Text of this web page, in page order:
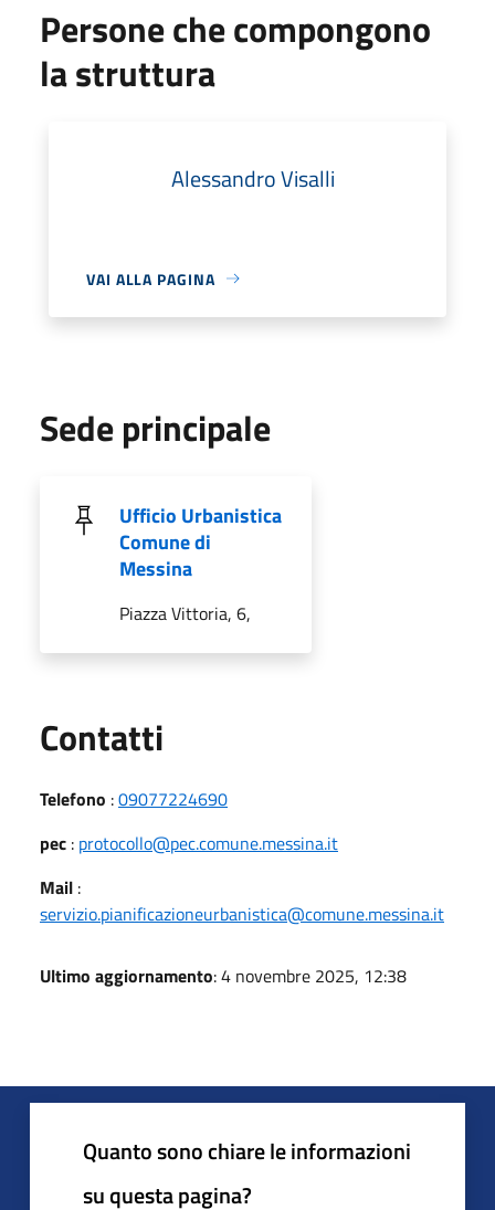
Persone che compongono
la struttura
Alessandro Visalli
VAI ALLA PAGINA
Sede principale
Ufficio Urbanistica
Comune di
Messina
Piazza Vittoria, 6,
Contatti
Telefono :09077224690
pec : protocollo@pec.comune.messina.it
Mail :
servizio.pianificazioneurbanistica@comune.messina.it
Ultimo aggiornamento: 4 novembre 2025, 12:38
Quanto sono chiare le informazioni
su questa pagina?